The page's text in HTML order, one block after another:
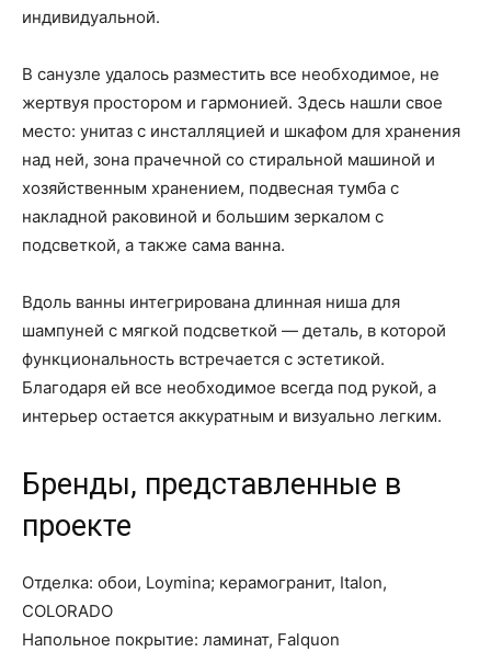
индивидуальной.
В санузле удалось разместить все необходимое, не
жертвуя простором и гармонией. Здесь нашли свое
место: унитаз с инсталляцией и шкафом для хранения
над ней, зона прачечной со стиральной машиной и
хозяйственным хранением, подвесная тумба с
накладной раковиной и большим зеркалом с
подсветкой, а также сама ванна.
Вдоль ванны интегрирована длинная ниша для
шампуней с мягкой подсветкой — деталь, в которой
функциональность встречается с эстетикой.
Благодаря ей все необходимое всегда под рукой, а
интерьер остается аккуратным и визуально легким.
Бренды, представленные в
проекте
Отделка: обои, Loymina; керамогранит, Italon,
COLORADO
Напольное покрытие: ламинат, Falquon